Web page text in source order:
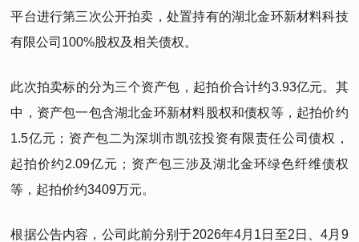
平台进行第三次公开拍卖，处置持有的湖北金环新材料科技
有限公司100%股权及相关债权。
此次拍卖标的分为三个资产包，起拍价合计约3.93亿元。其
中，资产包一包含湖北金环新材料股权和债权等，起拍价约
1.5亿元；资产包二为深圳市凯弦投资有限责任公司债权，
起拍价约2.09亿元；资产包三涉及湖北金环绿色纤维债权
等，起拍价约3409万元。
根据公告内容，公司此前分别于2026年4月1日至2日、4月9